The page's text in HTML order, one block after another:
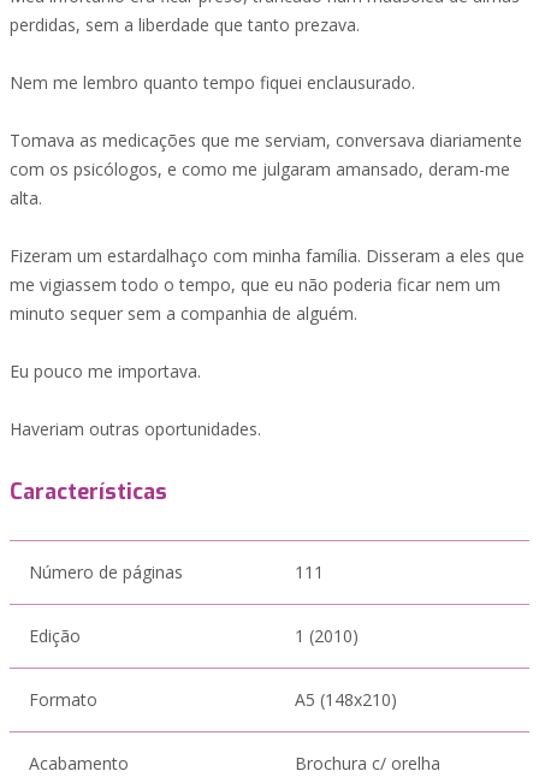
perdidas, sem a liberdade que tanto prezava.
Nem me lembro quanto tempo fiquei enclausurado.
Tomava as medicações que me serviam, conversava diariamente
com os psicólogos, e como me julgaram amansado, deram-me
alta.
Fizeram um estardalhaço com minha família. Disseram a eles que
me vigiassem todo o tempo, que eu não poderia ficar nem um
minuto sequer sem a companhia de alguém.
Eu pouco me importava.
Haveriam outras oportunidades.
Características
Número de páginas 111
Edição 1 (2010)
Formato A5 (148x210)
Acabamento Brochura c/ orelha